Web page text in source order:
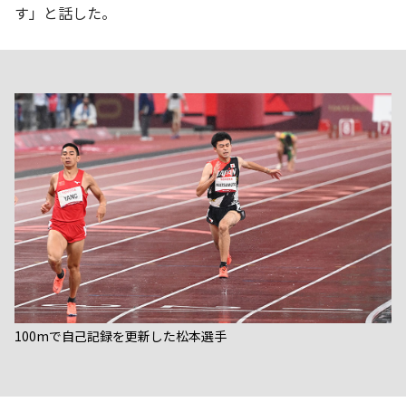
す」と話した。
100mで自己記録を更新した松本選手